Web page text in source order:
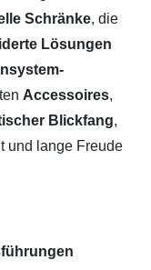
Schränke, die
Lösungen
Accessoires,
Blickfang,
und lange Freude